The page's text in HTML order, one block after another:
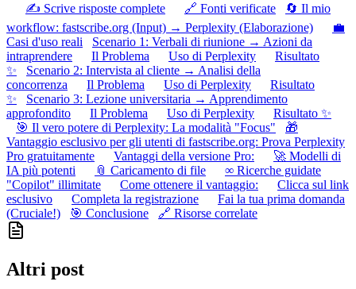
✍️ Scrive risposte complete
🔗 Fonti verificate
🔄 Il mio
workflow: fastscribe.org (Input) → Perplexity (Elaborazione)
💼
Casi d'uso reali
Scenario 1: Verbali di riunione → Azioni da
intraprendere
Il Problema Uso di Perplexity
Risultato
✨
Scenario 2: Intervista al cliente → Analisi della
concorrenza
Il Problema Uso di Perplexity
Risultato
✨
Scenario 3: Lezione universitaria → Apprendimento
approfondito
Il Problema Uso di Perplexity
Risultato ✨
🎯 Il vero potere di Perplexity: La modalità "Focus"
🎁
Vantaggio esclusivo per gli utenti di fastscribe.org: Prova Perplexity
Pro gratuitamente
Vantaggi della versione Pro:
🚀 Modelli di
IA più potenti
📎 Caricamento di file
∞ Ricerche guidate
"Copilot" illimitate
Come ottenere il vantaggio:
Clicca sul link
esclusivo
Completa la registrazione
Fai la tua prima domanda
(Cruciale!)
🎯 Conclusione 🔗 Risorse correlate
Altri post